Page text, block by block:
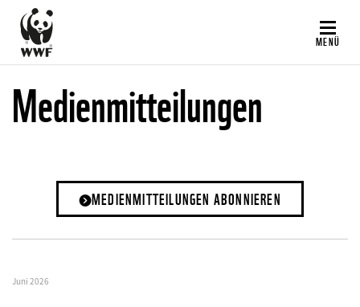
Direkt
zum
Inhalt
MENÜ
Medienmitteilungen
MEDIENMITTEILUNGEN ABONNIEREN
Juni 2026